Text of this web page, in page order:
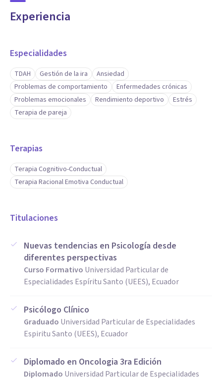
Experiencia
Especialidades
TDAH Gestión de la ira
Ansiedad
Problemas de comportamiento
Enfermedades crónicas
Problemas emocionales
Rendimiento deportivo
Estrés
Terapia de pareja
Terapias
Terapia Cognitivo-Conductual
Terapia Racional Emotiva Conductual
Titulaciones
Nuevas tendencias en Psicología desde
diferentes perspectivas
Curso Formativo Universidad Particular de
Especialidades Espíritu Santo (UEES), Ecuador
Psicólogo Clínico
Graduado Universidad Particular de Especialidades
Espiritu Santo (UEES), Ecuador
Diplomado en Oncologia 3ra Edición
Diplomado Universidad Particular de Especialidades